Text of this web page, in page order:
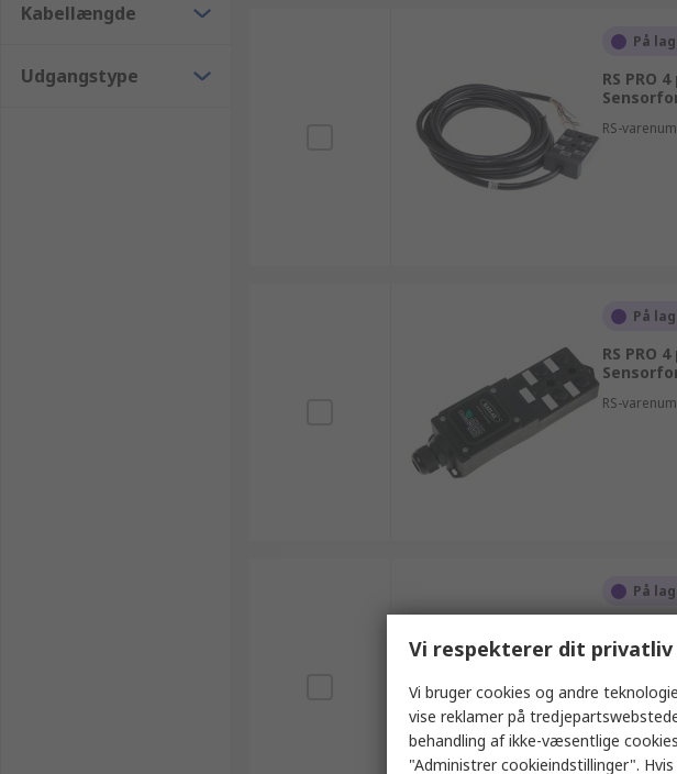
Kabellængde
Udgangstype
På
RS PRO
RS-
På
RS PRO
RS-
På
RS-
Vi respekterer dit privatliv
Vi bruger cookies og andre
vise reklamer på
behandling af ikke-væsentlige
"Administrer cookieindstillinger".